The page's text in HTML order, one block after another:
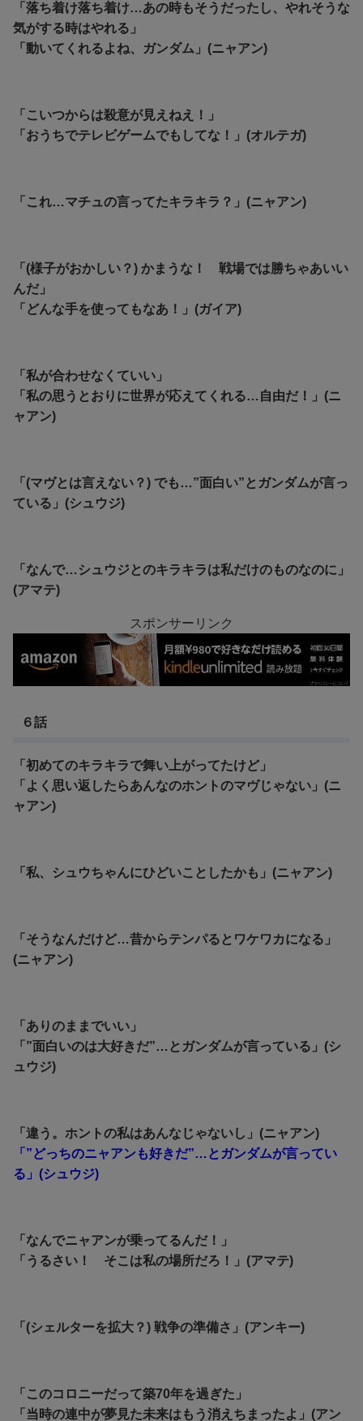
「落ち着け落ち着け…あの時もそうだったし、やれそうな
気がする時はやれる」
「動いてくれるよね、ガンダム」(ニャアン)
「こいつからは殺意が見えねえ！」
「おうちでテレビゲームでもしてな！」(オルテガ)
「これ…マチュの言ってたキラキラ？」(ニャアン)
「(様子がおかしい？) かまうな！ 戦場では勝ちゃあいい
んだ」
「どんな手を使ってもなあ！」(ガイア)
「私が合わせなくていい」
「私の思うとおりに世界が応えてくれる…自由だ！」(ニ
ャアン)
「(マヴとは言えない？) でも…”面白い”とガンダムが言っ
ている」(シュウジ)
「なんで…シュウジとのキラキラは私だけのものなのに」
(アマテ)
スポンサーリンク
６話
「初めてのキラキラで舞い上がってたけど」
「よく思い返したらあんなのホントのマヴじゃない」(ニ
ャアン)
「私、シュウちゃんにひどいことしたかも」(ニャアン)
「そうなんだけど…昔からテンパるとワケワカになる」
(ニャアン)
「ありのままでいい」
「”面白いのは大好きだ”…とガンダムが言っている」(シ
ュウジ)
「違う。ホントの私はあんなじゃないし」(ニャアン)
「”どっちのニャアンも好きだ”…とガンダムが言ってい
る」(シュウジ)
「なんでニャアンが乗ってるんだ！」
「うるさい！ そこは私の場所だろ！」(アマテ)
「(シェルターを拡大？) 戦争の準備さ」(アンキー)
「このコロニーだって築70年を過ぎた」
「当時の連中が夢見た未来はもう消えちまったよ」(アン